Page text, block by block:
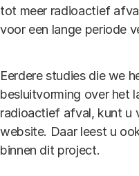
tot meer radioactief
voor een lange periode
Eerdere studies die we
besluitvorming over het
radioactief afval, kunt u
website. Daar leest u
binnen dit project.